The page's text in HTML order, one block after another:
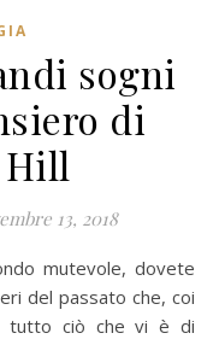
sogni
di
Hill
13, 2018
del passato che, coi
tutto ciò che vi è di